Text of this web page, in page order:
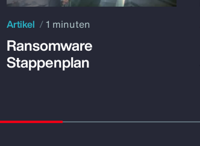
Artikel 1 minuten
Ransomware
Stappenplan